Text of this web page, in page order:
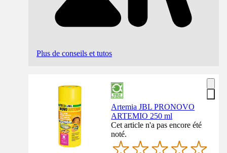
Plus de conseils et tutos
Artemia JBL PRONOVO
ARTEMIO 250 ml
Cet article n'a pas encore été
noté.